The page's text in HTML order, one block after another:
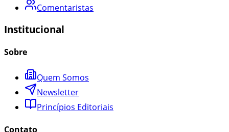
Comentaristas
Institucional
Sobre
Quem Somos
Newsletter
Princípios Editoriais
Contato